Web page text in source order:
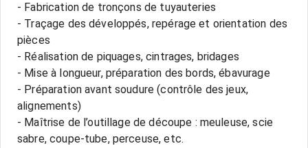
- Fabrication de tronçons de tuyauteries
- Traçage des développés, repérage et orientation des
pièces
- Réalisation de piquages, cintrages, bridages
- Mise à longueur, préparation des bords, ébavurage
- Préparation avant soudure (contrôle des jeux,
alignements)
- Maîtrise de l’outillage de découpe : meuleuse, scie
sabre, coupe-tube, perceuse, etc.